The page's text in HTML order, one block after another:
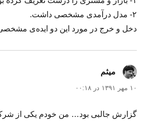
۲- مدل درآمدی مشخصی داشت.
دخل و خرج در مورد این دو ایده‌ی
میثم
۱۰ مهر ۱۳۹۱ در ۰۰:۱۸
گزارش جالبی بود… من خودم یکی از